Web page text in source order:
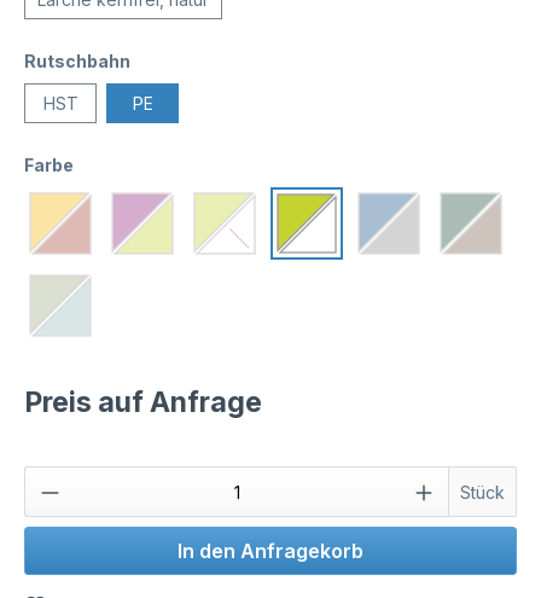
Rutschbahn
HST PE
Farbe
Preis auf Anfrage
Stück
In den Anfragekorb